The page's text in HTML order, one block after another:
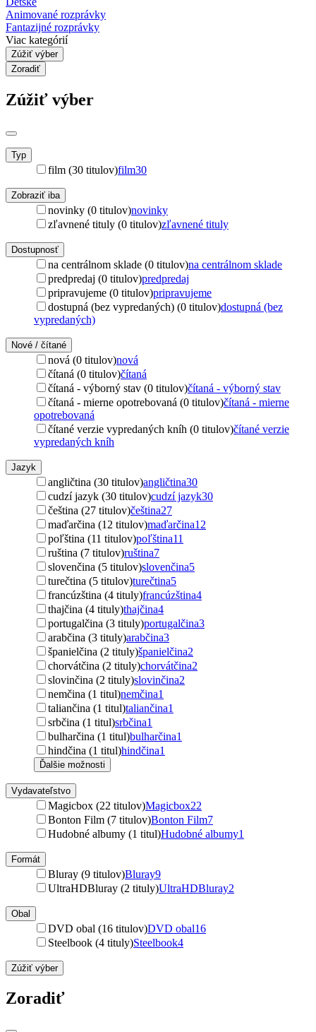
Animované rozprávky
Fantazijné rozprávky
Viac kategórií
Zúžiť výber
Zoradiť
Zúžiť výber
Typ
film (30 titulov)film30
Zobraziť iba
novinky (0 titulov)novinky
zľavnené tituly (0 titulov)zľavnené tituly
Dostupnosť
na centrálnom sklade (0 titulov)na centrálnom sklade
predpredaj (0 titulov)predpredaj
pripravujeme (0 titulov)pripravujeme
dostupná (bez vypredaných) (0 titulov)dostupná (bez
vypredaných)
Nové / čítané
nová (0 titulov)nová
čítaná (0 titulov)čítaná
čítaná - výborný stav (0 titulov)čítaná - výborný stav
čítaná - mierne opotrebovaná (0 titulov)čítaná - mierne
opotrebovaná
čítané verzie vypredaných kníh (0 titulov)čítané verzie
vypredaných kníh
Jazyk
angličtina (30 titulov)angličtina30
cudzí jazyk (30 titulov)cudzí jazyk30
čeština (27 titulov)čeština27
maďarčina (12 titulov)maďarčina12
poľština (11 titulov)poľština11
ruština (7 titulov)ruština7
slovenčina (5 titulov)slovenčina5
turečtina (5 titulov)turečtina5
francúzština (4 tituly)francúzština4
thajčina (4 tituly)thajčina4
portugalčina (3 tituly)portugalčina3
arabčina (3 tituly)arabčina3
španielčina (2 tituly)španielčina2
chorvátčina (2 tituly)chorvátčina2
slovinčina (2 tituly)slovinčina2
nemčina (1 titul)nemčina1
taliančina (1 titul)taliančina1
srbčina (1 titul)srbčina1
bulharčina (1 titul)bulharčina1
hindčina (1 titul)hindčina1
Ďalšie možnosti
Vydavateľstvo
Magicbox (22 titulov)Magicbox22
Bonton Film (7 titulov)Bonton Film7
Hudobné albumy (1 titul)Hudobné albumy1
Formát
Bluray (9 titulov)Bluray9
UltraHDBluray (2 tituly)UltraHDBluray2
Obal
DVD obal (16 titulov)DVD obal16
Steelbook (4 tituly)Steelbook4
Zúžiť výber
Zoradiť